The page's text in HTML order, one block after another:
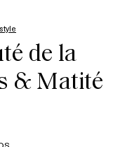
de la
& Matité